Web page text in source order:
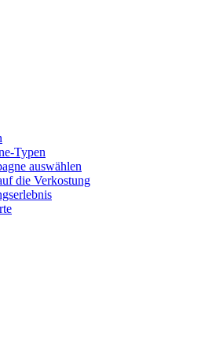
Typen
auswählen
die Verkostung